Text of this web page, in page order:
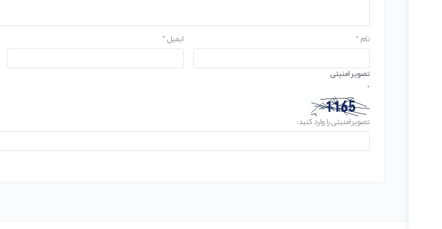
نام * ایمیل *
تصویر امنیتی
*
تصویر امنیتی را وارد کنید: